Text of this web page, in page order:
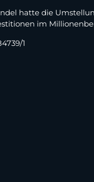
hatte die
im
1